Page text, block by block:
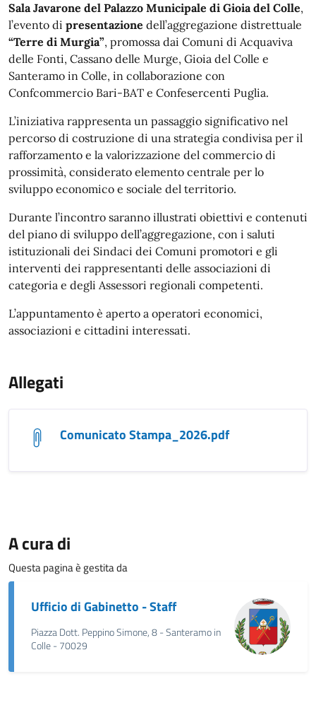
Sala Javarone del Palazzo Municipale di Gioia del Colle,
l’evento di presentazione dell’aggregazione distrettuale
“Terre di Murgia”, promossa dai Comuni di Acquaviva
delle Fonti, Cassano delle Murge, Gioia del Colle e
Santeramo in Colle, in collaborazione con
Confcommercio Bari-BAT e Confesercenti Puglia.
L’iniziativa rappresenta un passaggio significativo nel
percorso di costruzione di una strategia condivisa per il
rafforzamento e la valorizzazione del commercio di
prossimità, considerato elemento centrale per lo
sviluppo economico e sociale del territorio.
Durante l’incontro saranno illustrati obiettivi e contenuti
del piano di sviluppo dell’aggregazione, con i saluti
istituzionali dei Sindaci dei Comuni promotori e gli
interventi dei rappresentanti delle associazioni di
categoria e degli Assessori regionali competenti.
L’appuntamento è aperto a operatori economici,
associazioni e cittadini interessati.
Allegati
Comunicato Stampa_2026.pdf
A cura di
Questa pagina è gestita da
Ufficio di Gabinetto - Staff
Piazza Dott. Peppino Simone, 8 - Santeramo in
Colle - 70029